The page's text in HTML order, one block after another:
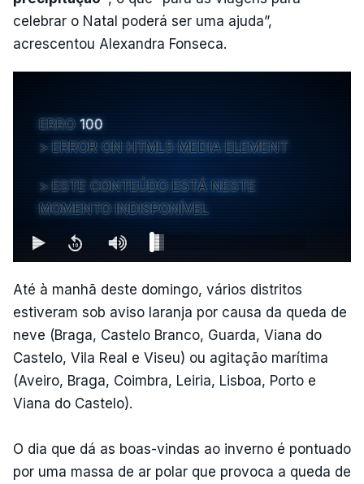
celebrar o Natal poderá ser uma ajuda”,
acrescentou Alexandra Fonseca.
ERRO 100
ERROR ON HTML5 MEDIA ELEMENT
ESTE CONTEÚDO ESTÁ NESTE
MOMENTO INDISPONÍVEL
Até à manhã deste domingo, vários distritos
estiveram sob aviso laranja por causa da queda de
neve (Braga, Castelo Branco, Guarda, Viana do
Castelo, Vila Real e Viseu) ou agitação marítima
(Aveiro, Braga, Coimbra, Leiria, Lisboa, Porto e
Viana do Castelo).
O dia que dá as boas-vindas ao inverno é pontuado
por uma massa de ar polar que provoca a queda de